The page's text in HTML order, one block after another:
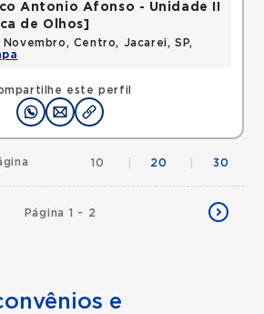
este perfil
Antonio Afonso - Unidade II
de Olhos]
Novembro, Centro, Jacarei, SP,
Página 1 - 2
10 20 30
e